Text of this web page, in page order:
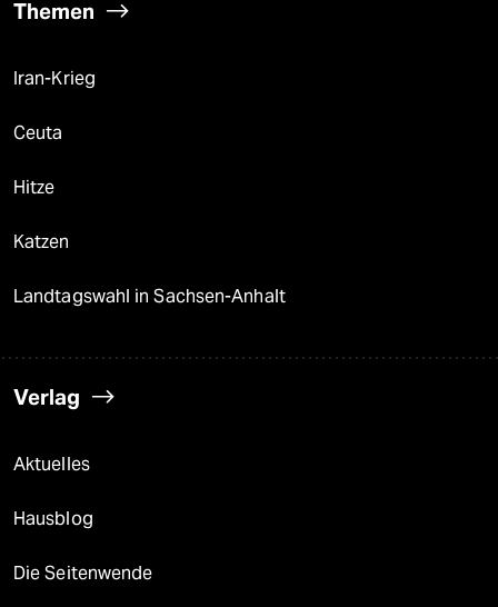
Themen
Iran-Krieg
Ceuta
Hitze
Katzen
Landtagswahl in Sachsen-Anhalt
Verlag
Aktuelles
Hausblog
Die Seitenwende